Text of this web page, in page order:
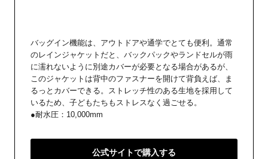
バッグイン機能は、アウトドアや通学でとても便利。通常
のレインジャケットだと、バックパックやランドセルが雨
に濡れないように別途カバーが必要となる場合があるが、
このジャケットは背中のファスナーを開けて背負えば、ま
るっとカバーできる。ストレッチ性のある生地を採用して
いるため、子どもたちもストレスなく過ごせる。
●耐水圧：10,000mm
公式サイトで購入する